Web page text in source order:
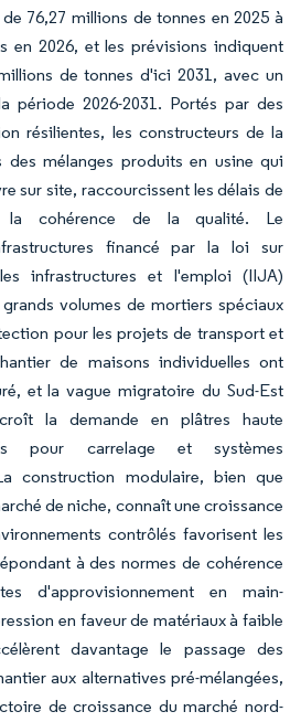
76,27 millions de tonnes en 2025 à
en 2026, et les prévisions indiquent
de tonnes d'ici 2031, avec un
période 2026-2031. Portés par des
résilientes, les constructeurs de la
des mélanges produits en usine qui
sur site, raccourcissent les délais de
la cohérence de la qualité. Le
financé par la loi sur
infrastructures et l'emploi (IIJA)
volumes de mortiers spéciaux
pour les projets de transport et
de maisons individuelles ont
et la vague migratoire du Sud-Est
la demande en plâtres haute
pour carrelage et systèmes
construction modulaire, bien que
de niche, connaît une croissance
contrôlés favorisent les
à des normes de cohérence
d'approvisionnement en main-
en faveur de matériaux à faible
davantage le passage des
aux alternatives pré-mélangées,
de croissance du marché nord-